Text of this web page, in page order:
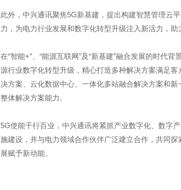
此外，中兴通讯聚焦5G新基建，提出构建智慧管理云
力，为电力行业发展和数字化转型升级注入新活力，助
在“智能+”、“能源互联网”及“新基建”融合发展的时代
源行业数字化转型升级，精心打造多种解决方案满足
决方案、云化数据中心、一体化多站融合解决方案和
整体解决方案能力。
5G使能千行百业，中兴通讯将紧抓产业数字化、数字
施建设，并与电力领域合作伙伴广泛建立合作，共同
展赋予新动能。